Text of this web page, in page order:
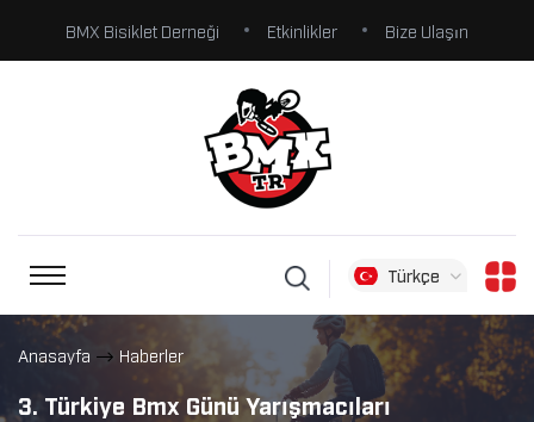
BMX Bisiklet Derneği Etkinlikler Bize Ulaşın
Türkçe
Anasayfa Haberler
3. Türkiye Bmx Günü Yarışmacıları